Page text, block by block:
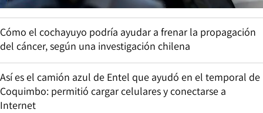
Cómo el cochayuyo podría ayudar a frenar la propagación
del cáncer, según una investigación chilena
Así es el camión azul de Entel que ayudó en el temporal de
Coquimbo: permitió cargar celulares y conectarse a
Internet